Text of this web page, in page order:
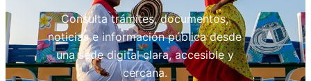
Consulta trámites, documentos,
noticias e información pública desde
una sede digital clara, accesible y
cercana.